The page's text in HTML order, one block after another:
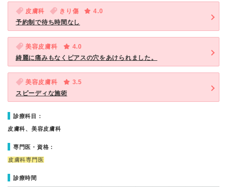
皮膚科 きり傷
4.0
予約制で待ち時間なし
美容皮膚科
4.0
綺麗に痛みもなくピアスの穴をあけられました。
美容皮膚科
3.5
スピーディな施術
診療科目：
皮膚科、美容皮膚科
専門医・資格：
皮膚科専門医
診療時間